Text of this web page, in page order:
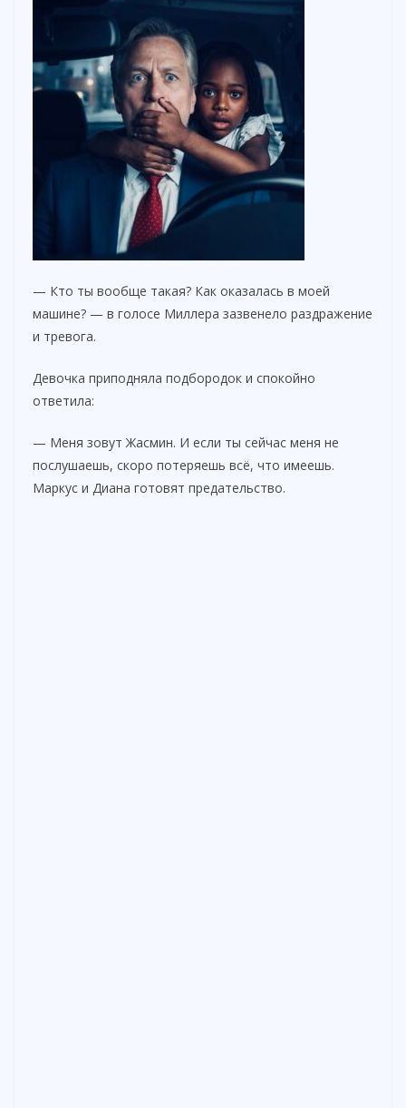
— Кто ты вообще такая? Как оказалась в моей
машине? — в голосе Миллера зазвенело раздражение
и тревога.
Девочка приподняла подбородок и спокойно
ответила:
— Меня зовут Жасмин. И если ты сейчас меня не
послушаешь, скоро потеряешь всё, что имеешь.
Маркус и Диана готовят предательство.